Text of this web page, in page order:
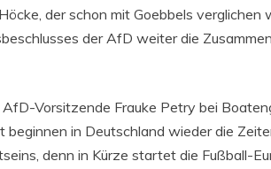
der schon mit Goebbels verglichen
der AfD weiter die
Vorsitzende Frauke Petry bei
beginnen in Deutschland wieder die
denn in Kürze startet die Fußball-